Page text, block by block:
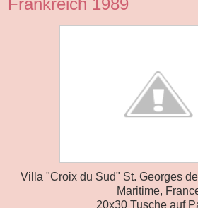
Frankreich 1989
Villa "Croix du Sud" St. Georges
Maritime,
20x30 Tusche auf